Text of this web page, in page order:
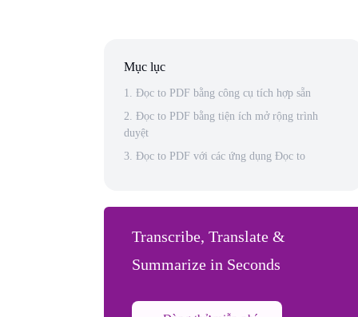
Mục lục
1. Đọc to PDF bằng công cụ tích hợp sẵn
2. Đọc to PDF bằng tiện ích mở rộng trình
duyệt
3. Đọc to PDF với các ứng dụng Đọc to
Transcribe, Translate &
Summarize in Seconds